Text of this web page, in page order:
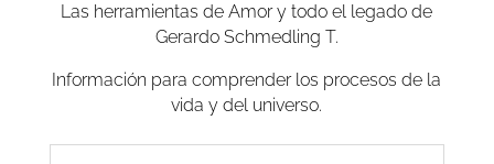
Las herramientas de Amor y todo el legado de
Gerardo Schmedling T.
Información para comprender los procesos de la
vida y del universo.